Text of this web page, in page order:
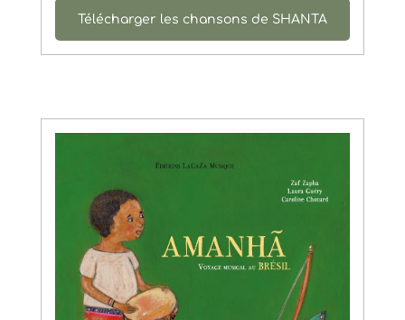
Télécharger les chansons de SHANTA